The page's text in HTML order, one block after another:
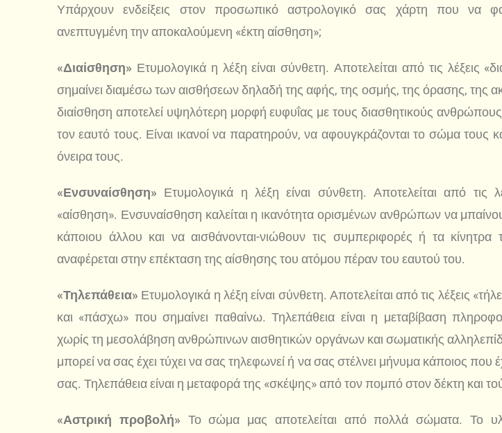
Υπάρχουν ενδείξεις στον προσωπικό αστρολογικό σας χάρτη που να
ανεπτυγμένη την αποκαλούμενη «έκτη αίσθηση»;
«Διαίσθηση» Ετυμολογικά η λέξη είναι σύνθετη. Αποτελείται από τις λέξεις
σημαίνει διαμέσω των αισθήσεων δηλαδή της αφής, της οσμής, της όρασης, της
διαίσθηση αποτελεί υψηλότερη μορφή ευφυΐας με τους διασθητικούς
τον εαυτό τους. Είναι ικανοί να παρατηρούν, να αφουγκράζονται το σώμα τους
όνειρα τους.
«Ενσυναίσθηση» Ετυμολογικά η λέξη είναι σύνθετη. Αποτελείται από τις
«αίσθηση». Ενσυναίσθηση καλείται η ικανότητα ορισμένων ανθρώπων να
κάποιου άλλου και να αισθάνονται-νιώθουν τις συμπεριφορές ή τα
αναφέρεται στην επέκταση της αίσθησης του ατόμου πέραν του εαυτού του.
«Τηλεπάθεια» Ετυμολογικά η λέξη είναι σύνθετη. Αποτελείται από τις λέξεις
και «πάσχω» που σημαίνει παθαίνω. Τηλεπάθεια είναι η μεταβίβαση
χωρίς τη μεσολάβηση ανθρώπινων αισθητικών οργάνων και σωματικής
μπορεί να σας έχει τύχει να σας τηλεφωνεί ή να σας στέλνει μήνυμα κάποιος που
σας. Τηλεπάθεια είναι η μεταφορά της «σκέψης» από τον πομπό στον δέκτη και
«Αστρική προβολή» Το σώμα μας αποτελείται από πολλά σώματα. Το